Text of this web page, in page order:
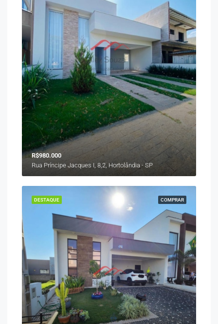
R$980.000
Rua Príncipe Jacques I, 8,2, Hortolândia - SP
COMPRAR
DESTAQUE